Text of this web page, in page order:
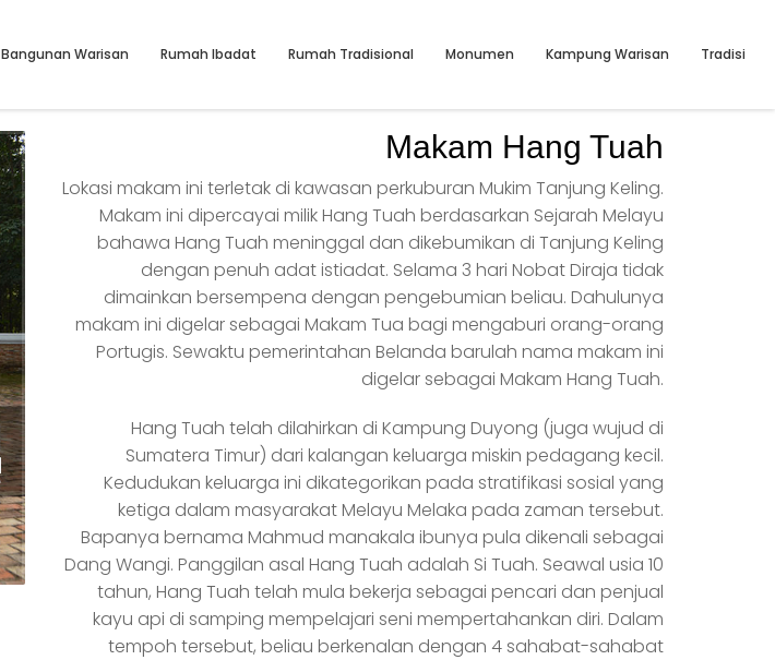
Bangunan Warisan Rumah Ibadat Rumah Tradisional Monumen Kampung Warisan Tradisi
Makam Hang Tuah
Lokasi makam ini terletak di kawasan perkuburan Mukim Tanjung Keling.
Makam ini dipercayai milik Hang Tuah berdasarkan Sejarah Melayu
bahawa Hang Tuah meninggal dan dikebumikan di Tanjung Keling
dengan penuh adat istiadat. Selama 3 hari Nobat Diraja tidak
dimainkan bersempena dengan pengebumian beliau. Dahulunya
makam ini digelar sebagai Makam Tua bagi mengaburi orang-orang
Portugis. Sewaktu pemerintahan Belanda barulah nama makam ini
digelar sebagai Makam Hang Tuah.
Hang Tuah telah dilahirkan di Kampung Duyong (juga wujud di
Sumatera Timur) dari kalangan keluarga miskin pedagang kecil.
Kedudukan keluarga ini dikategorikan pada stratifikasi sosial yang
ketiga dalam masyarakat Melayu Melaka pada zaman tersebut.
Bapanya bernama Mahmud manakala ibunya pula dikenali sebagai
Dang Wangi. Panggilan asal Hang Tuah adalah Si Tuah. Seawal usia 10
tahun, Hang Tuah telah mula bekerja sebagai pencari dan penjual
kayu api di samping mempelajari seni mempertahankan diri. Dalam
tempoh tersebut, beliau berkenalan dengan 4 sahabat-sahabat